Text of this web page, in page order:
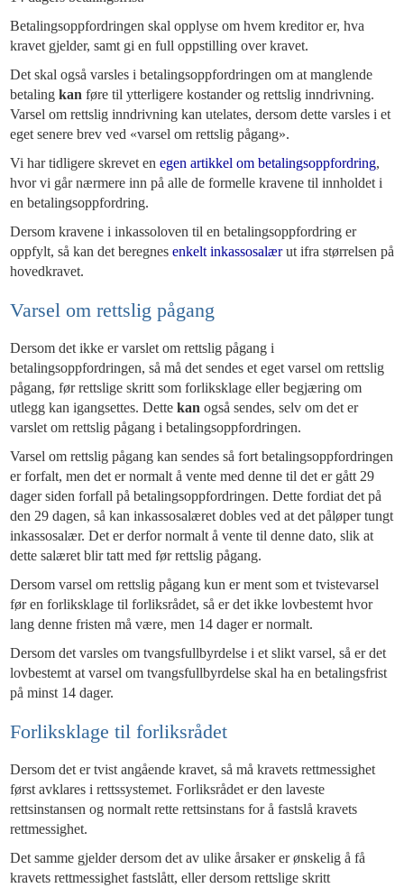
Betalingsoppfordringen skal opplyse om hvem kreditor er, hva
kravet gjelder, samt gi en full oppstilling over kravet.
Det skal også varsles i betalingsoppfordringen om at manglende
betaling kan føre til ytterligere kostander og rettslig inndrivning.
Varsel om rettslig inndrivning kan utelates, dersom dette varsles i et
eget senere brev ved «varsel om rettslig pågang».
Vi har tidligere skrevet en egen artikkel om betalingsoppfordring,
hvor vi går nærmere inn på alle de formelle kravene til innholdet i
en betalingsoppfordring.
Dersom kravene i inkassoloven til en betalingsoppfordring er
oppfylt, så kan det beregnes enkelt inkassosalærut ifra størrelsen på
hovedkravet.
Varsel om rettslig pågang
Dersom det ikke er varslet om rettslig pågang i
betalingsoppfordringen, så må det sendes et eget varsel om rettslig
pågang, før rettslige skritt som forliksklage eller begjæring om
utlegg kan igangsettes. Dette kan også sendes, selv om det er
varslet om rettslig pågang i betalingsoppfordringen.
Varsel om rettslig pågang kan sendes så fort betalingsoppfordringen
er forfalt, men det er normalt å vente med denne til det er gått 29
dager siden forfall på betalingsoppfordringen. Dette fordiat det på
den 29 dagen, så kan inkassosalæret dobles ved at det påløper tungt
inkassosalær. Det er derfor normalt å vente til denne dato, slik at
dette salæret blir tatt med før rettslig pågang.
Dersom varsel om rettslig pågang kun er ment som et tvistevarsel
før en forliksklage til forliksrådet, så er det ikke lovbestemt hvor
lang denne fristen må være, men 14 dager er normalt.
Dersom det varsles om tvangsfullbyrdelse i et slikt varsel, så er det
lovbestemt at varsel om tvangsfullbyrdelse skal ha en betalingsfrist
på minst 14 dager.
Forliksklage til forliksrådet
Dersom det er tvist angående kravet, så må kravets rettmessighet
først avklares i rettssystemet. Forliksrådet er den laveste
rettsinstansen og normalt rette rettsinstans for å fastslå kravets
rettmessighet.
Det samme gjelder dersom det av ulike årsaker er ønskelig å få
kravets rettmessighet fastslått, eller dersom rettslige skritt